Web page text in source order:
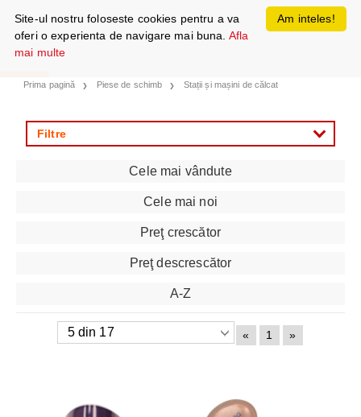
Prima pagină Piese de schimb Stații și mașini de călcat
Filtre
Cele mai vândute
Cele mai noi
Preţ crescător
Preţ descrescător
A-Z
« 1 »
Am inteles!
Site-ul nostru foloseste cookies pentru a va
oferi o experienta de navigare mai buna. Afla
mai multe